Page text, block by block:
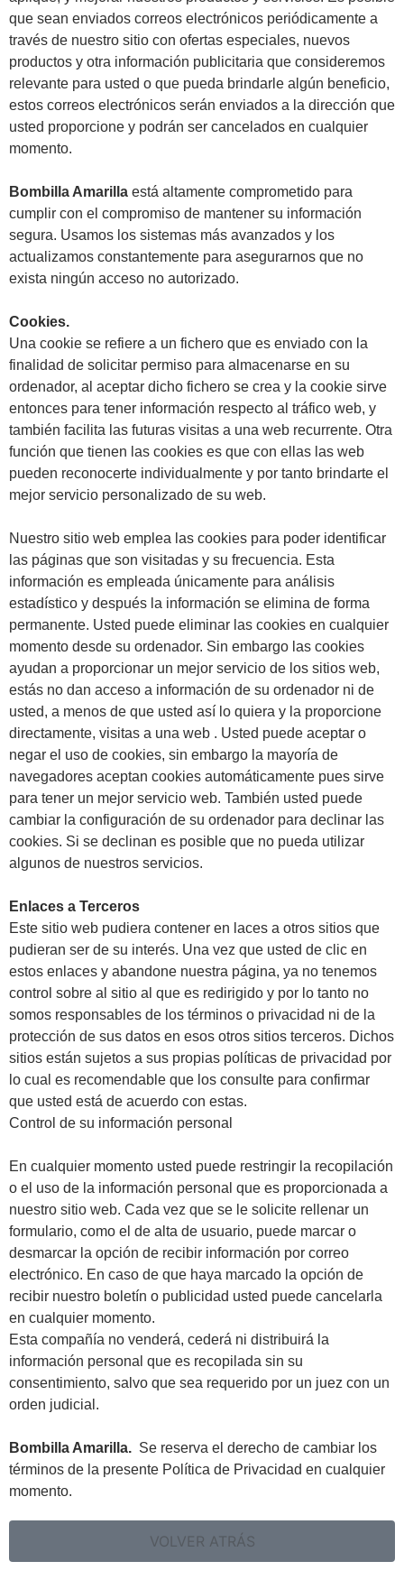
que sean enviados correos electrónicos periódicamente a
través de nuestro sitio con ofertas especiales, nuevos
productos y otra información publicitaria que consideremos
relevante para usted o que pueda brindarle algún beneficio,
estos correos electrónicos serán enviados a la dirección que
usted proporcione y podrán ser cancelados en cualquier
momento.
Bombilla Amarilla está altamente comprometido para
cumplir con el compromiso de mantener su información
segura. Usamos los sistemas más avanzados y los
actualizamos constantemente para asegurarnos que no
exista ningún acceso no autorizado.
Cookies.
Una cookie se refiere a un fichero que es enviado con la
finalidad de solicitar permiso para almacenarse en su
ordenador, al aceptar dicho fichero se crea y la cookie sirve
entonces para tener información respecto al tráfico web, y
también facilita las futuras visitas a una web recurrente. Otra
función que tienen las cookies es que con ellas las web
pueden reconocerte individualmente y por tanto brindarte el
mejor servicio personalizado de su web.
Nuestro sitio web emplea las cookies para poder identificar
las páginas que son visitadas y su frecuencia. Esta
información es empleada únicamente para análisis
estadístico y después la información se elimina de forma
permanente. Usted puede eliminar las cookies en cualquier
momento desde su ordenador. Sin embargo las cookies
ayudan a proporcionar un mejor servicio de los sitios web,
estás no dan acceso a información de su ordenador ni de
usted, a menos de que usted así lo quiera y la proporcione
directamente, visitas a una web . Usted puede aceptar o
negar el uso de cookies, sin embargo la mayoría de
navegadores aceptan cookies automáticamente pues sirve
para tener un mejor servicio web. También usted puede
cambiar la configuración de su ordenador para declinar las
cookies. Si se declinan es posible que no pueda utilizar
algunos de nuestros servicios.
Enlaces a Terceros
Este sitio web pudiera contener en laces a otros sitios que
pudieran ser de su interés. Una vez que usted de clic en
estos enlaces y abandone nuestra página, ya no tenemos
control sobre al sitio al que es redirigido y por lo tanto no
somos responsables de los términos o privacidad ni de la
protección de sus datos en esos otros sitios terceros. Dichos
sitios están sujetos a sus propias políticas de privacidad por
lo cual es recomendable que los consulte para confirmar
que usted está de acuerdo con estas.
Control de su información personal
En cualquier momento usted puede restringir la recopilación
o el uso de la información personal que es proporcionada a
nuestro sitio web. Cada vez que se le solicite rellenar un
formulario, como el de alta de usuario, puede marcar o
desmarcar la opción de recibir información por correo
electrónico. En caso de que haya marcado la opción de
recibir nuestro boletín o publicidad usted puede cancelarla
en cualquier momento.
Esta compañía no venderá, cederá ni distribuirá la
información personal que es recopilada sin su
consentimiento, salvo que sea requerido por un juez con un
orden judicial.
Bombilla Amarilla. Se reserva el derecho de cambiar los
términos de la presente Política de Privacidad en cualquier
momento.
VOLVER ATRÁS